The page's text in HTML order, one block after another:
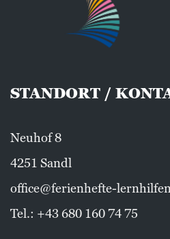
STANDORT /
Neuhof 8
4251 Sandl
office@ferienhefte-
Tel.: +43 680 160 74 75